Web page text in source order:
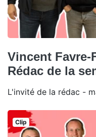
Vincent
Rédac de la
L'invité de la rédac -
Clip